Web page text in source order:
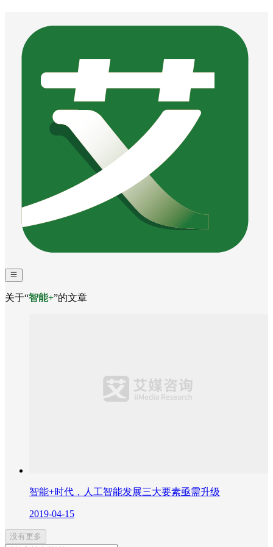
关于“智能+”的文章
智能+时代，人工智能发展三大要素亟需升级
2019-04-15
没有更多